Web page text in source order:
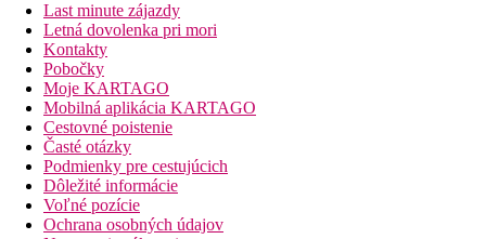
Last minute zájazdy
Letná dovolenka pri mori
Kontakty
Pobočky
Moje KARTAGO
Mobilná aplikácia KARTAGO
Cestovné poistenie
Časté otázky
Podmienky pre cestujúcich
Dôležité informácie
Voľné pozície
Ochrana osobných údajov